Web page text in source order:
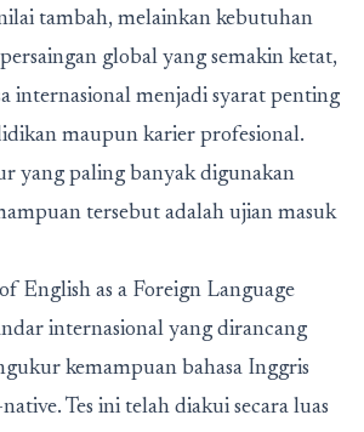
tambah, melainkan kebutuhan
global yang semakin ketat,
internasional menjadi syarat penting
maupun karier profesional.
yang paling banyak digunakan
tersebut adalah ujian masuk
English as a Foreign Language
internasional yang dirancang
kemampuan bahasa Inggris
Tes ini telah diakui secara luas